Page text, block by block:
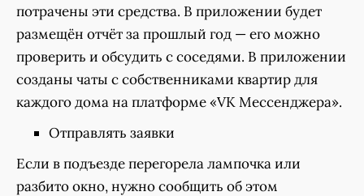
потрачены эти средства. В приложении будет
размещён отчёт за прошлый год — его можно
проверить и обсудить с соседями. В приложении
созданы чаты с собственниками квартир для
каждого дома на платформе «VK Мессенджера».
Отправлять заявки
Если в подъезде перегорела лампочка или
разбито окно, нужно сообщить об этом